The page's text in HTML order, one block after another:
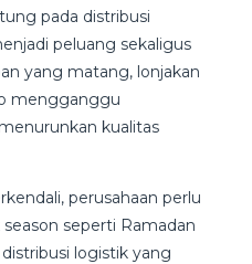
pada distribusi
peluang sekaligus
yang matang, lonjakan
mengganggu
kualitas
perusahaan perlu
seperti Ramadan
logistik yang